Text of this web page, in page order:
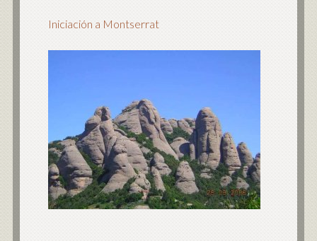
Iniciación a Montserrat